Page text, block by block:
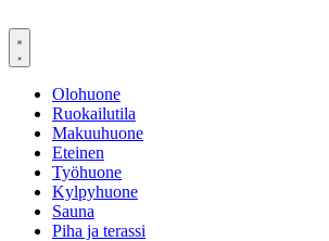
sisältöön
Olohuone
Ruokailutila
Makuuhuone
Eteinen
Työhuone
Kylpyhuone
Sauna
Piha ja terassi